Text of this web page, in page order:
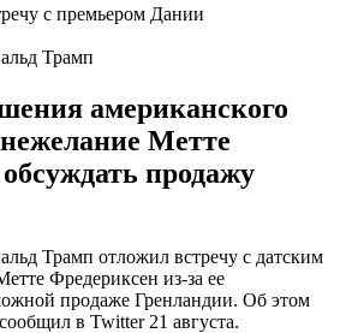
Трамп
американского
Метте
продажу
Трамп отложил встречу с датским
Фредериксен из-за ее
продаже Гренландии. Об этом
в Twitter 21 августа.